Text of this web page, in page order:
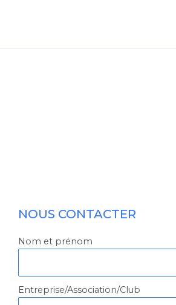
NOUS CONTACTER
Nom et prénom
Entreprise/Association/Club